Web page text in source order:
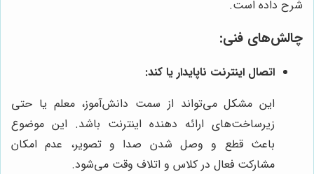
شرح داده است.
چالش‌های فنی:
اتصال اینترنت ناپایدار یا کند:
این مشکل می‌تواند از سمت دانش‌آموز، معلم یا حتی
زیرساخت‌های ارائه دهنده اینترنت باشد. این موضوع
باعث قطع و وصل شدن صدا و تصویر، عدم امکان
مشارکت فعال در کلاس و اتلاف وقت می‌شود.